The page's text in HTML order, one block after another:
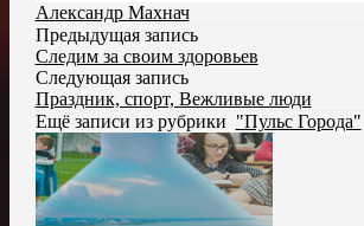
Александр Махнач
Предыдущая запись
Следим за своим здоровьев
Следующая запись
Праздник, спорт, Вежливые люди
Ещё записи из рубрики "Пульс Города"